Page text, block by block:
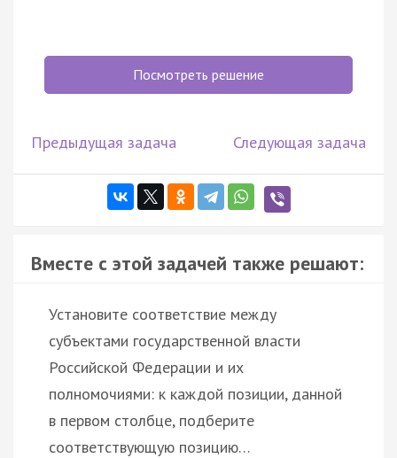
Посмотреть решение
Предыдущая задача Следующая задача
Вместе с этой задачей также решают:
Установите соответствие между
субъектами государственной власти
Российской Федерации и их
полномочиями: к каждой позиции, данной
в первом столбце, подберите
соответствующую позицию…